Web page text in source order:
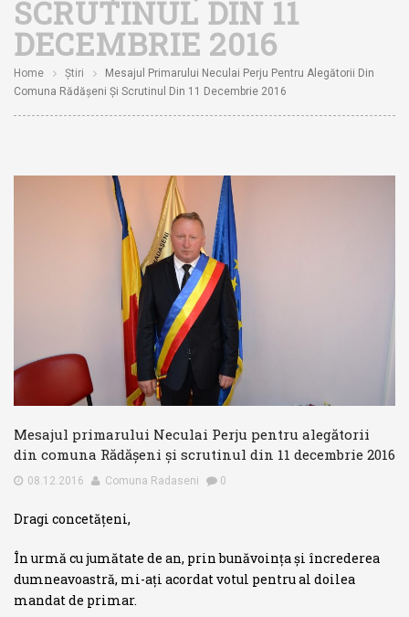
SCRUTINUL DIN 11
DECEMBRIE 2016
Home Știri
Mesajul Primarului Neculai Perju Pentru Alegătorii Din
Comuna Rădășeni Și Scrutinul Din 11 Decembrie 2016
Mesajul primarului Neculai Perju pentru alegătorii
din comuna Rădășeni și scrutinul din 11 decembrie 2016
08.12.2016 Comuna Radaseni 0
Dragi concetățeni,
În urmă cu jumătate de an, prin bunăvoința și încrederea
dumneavoastră, mi-ați acordat votul pentru al doilea
mandat de primar.